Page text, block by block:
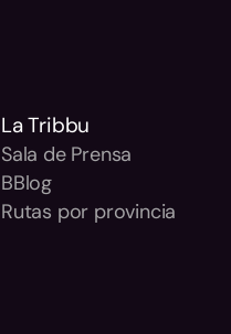
La Tribbu
Sala de Prensa
BBlog
Rutas por provincia